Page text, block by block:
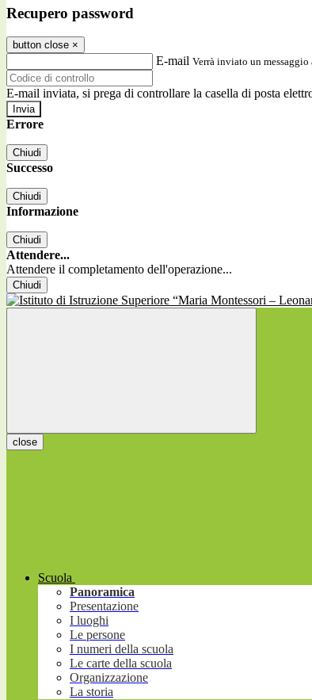
Recupero password
button close ×
E-mail Verrà inviato un
E-mail inviata, si prega di controllare la casella di posta
Errore
Chiudi
Successo
Chiudi
Informazione
Chiudi
Attendere...
Attendere il completamento dell'operazione...
Chiudi
close
Scuola
Panoramica
Presentazione
I luoghi
Le persone
I numeri della scuola
Le carte della scuola
Organizzazione
La storia